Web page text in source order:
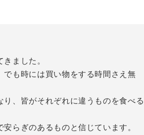
ました。
も時には買い物をする時間さえ無
、皆がそれぞれに違うものを食べる
らぎのあるものと信じています。